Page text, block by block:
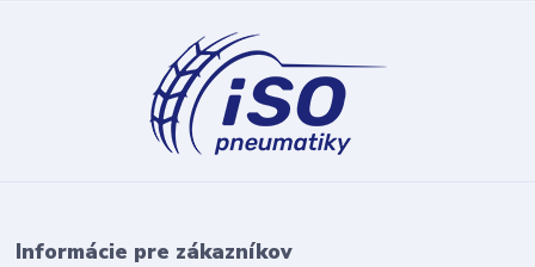
Informácie pre zákazníkov